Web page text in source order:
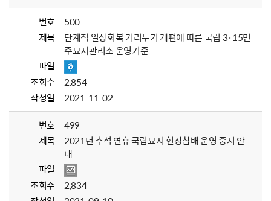
번호
500
제목
단계적 일상회복 거리두기 개편에 따른 국립 3·15민
주묘지관리소 운영기준
파일
조회수
2,854
작성일
2021-11-02
번호
499
제목
2021년 추석 연휴 국립묘지 현장참배 운영 중지 안
내
파일
조회수
2,834